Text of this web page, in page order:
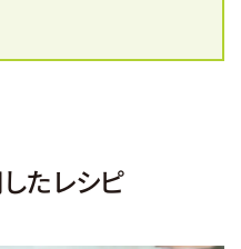
たレシピ